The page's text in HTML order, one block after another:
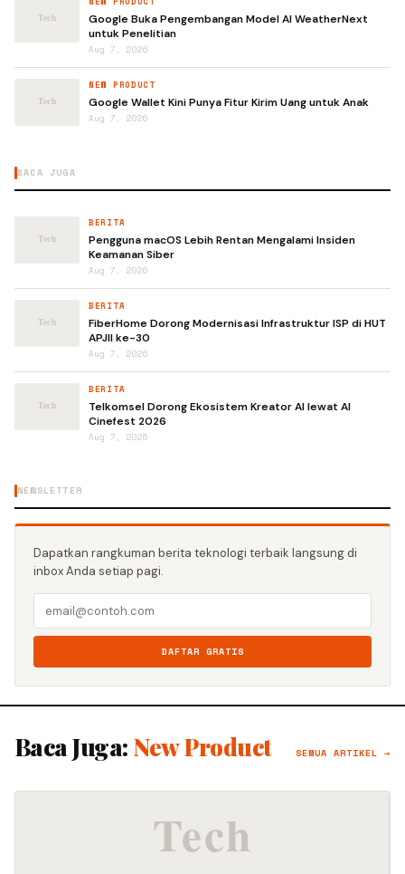
Google Buka Pengembangan Model AI WeatherNext
untuk Penelitian
Aug 7, 2026
NEW PRODUCT
Google Wallet Kini Punya Fitur Kirim Uang untuk Anak
Aug 7, 2026
BACA JUGA
BERITA
Pengguna macOS Lebih Rentan Mengalami Insiden
Keamanan Siber
Aug 7, 2026
BERITA
FiberHome Dorong Modernisasi Infrastruktur ISP di HUT
APJII ke-30
Aug 7, 2026
BERITA
Telkomsel Dorong Ekosistem Kreator AI lewat AI
Cinefest 2026
Aug 7, 2026
NEWSLETTER
Dapatkan rangkuman berita teknologi terbaik langsung di
inbox Anda setiap pagi.
DAFTAR GRATIS
Baca Juga: New Product SEMUA ARTIKEL →